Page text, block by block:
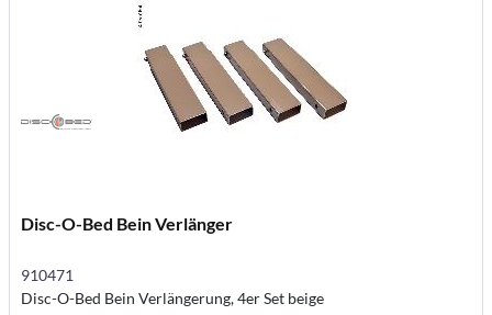
Disc-O-Bed Bein Verlänger
910471
Disc-O-Bed Bein Verlängerung, 4er Set beige